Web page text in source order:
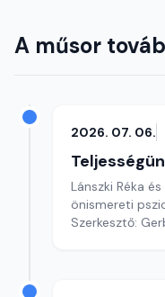
A műsor
2026. 07. 06.
Lánszki Réka
önismereti
Szerkesztő: